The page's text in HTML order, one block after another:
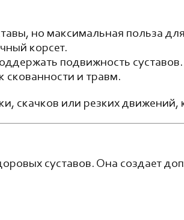
но максимальная польза
корсет.
подвижность суставов.
скованности и травм.
скачков или резких движений,
суставов. Она создает